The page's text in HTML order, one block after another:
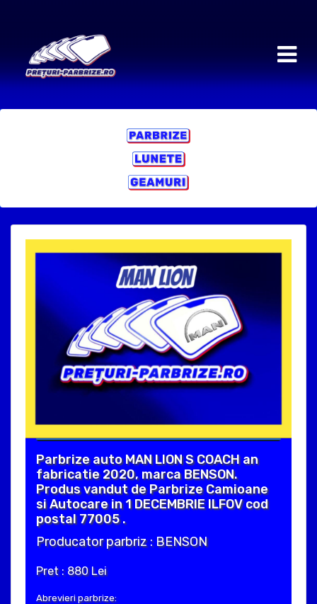
Parbrize auto MAN LION S COACH an
fabricatie 2020, marca BENSON.
Produs vandut de Parbrize Camioane
si Autocare in 1 DECEMBRIE ILFOV cod
postal 77005 .
Producator parbriz : BENSON
Pret : 880 Lei
Abrevieri parbrize: